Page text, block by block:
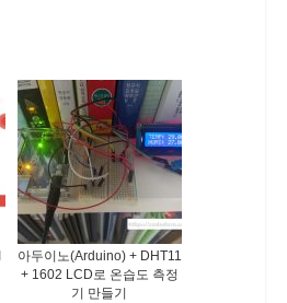
아두이노(Arduino) + DHT11
+ 1602 LCD로 온습도 측정
기 만들기